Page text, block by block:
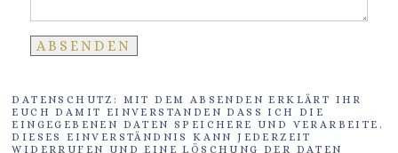
DATENSCHUTZ: MIT DEM ABSENDEN ERKLÄRT IHR
EUCH DAMIT EINVERSTANDEN DASS ICH DIE
EINGEGEBENEN DATEN SPEICHERE UND VERARBEITE.
DIESES EINVERSTÄNDNIS KANN JEDERZEIT
WIDERRUFEN UND EINE LÖSCHUNG DER DATEN